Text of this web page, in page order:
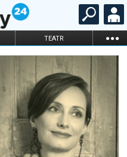
TEATR ...
STAND-UP
KARNETY